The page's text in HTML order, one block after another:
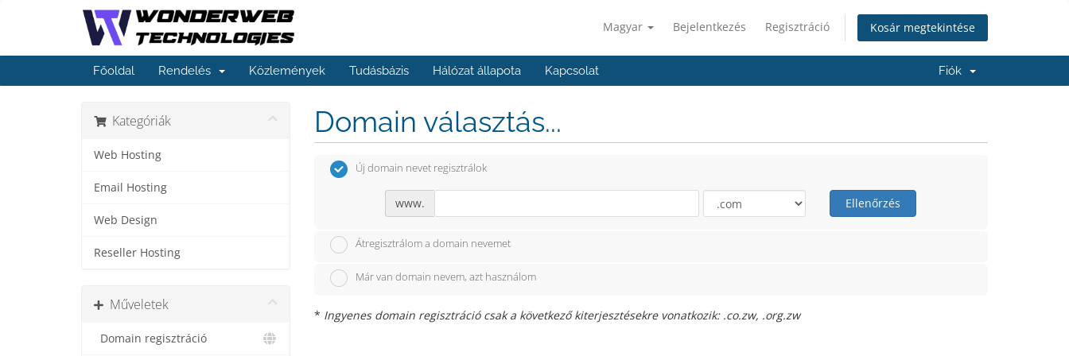
Magyar Bejelentkezés Regisztráció Kosár megtekintése
Főoldal Rendelés Közlemények Tudásbázis Hálózat állapota Kapcsolat Fiók
Kategóriák
Web Hosting
Email Hosting
Web Design
Reseller Hosting
Műveletek
Domain regisztráció
Domain választás...
Új domain nevet regisztrálok
www. Ellenőrzés
Átregisztrálom a domain nevemet
Már van domain nevem, azt használom
* Ingyenes domain regisztráció csak a következő kiterjesztésekre vonatkozik: .co.zw, .org.zw